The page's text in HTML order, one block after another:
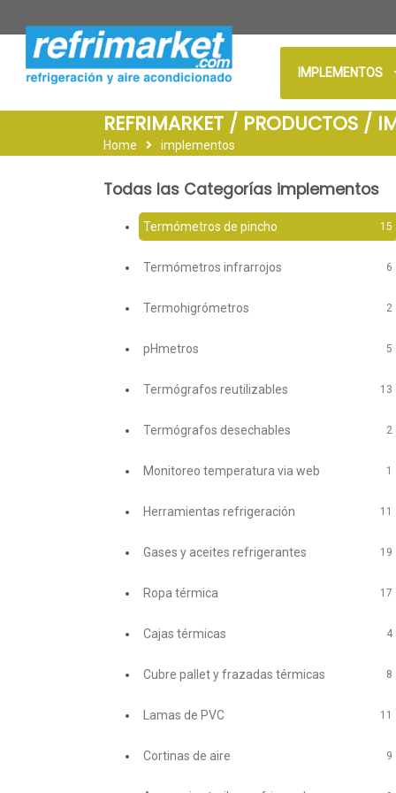
IMPLEMENTOS
REFRIMARKET / PRODUCTOS /
Home implementos
Todas las Categorías implementos
Termómetros de pincho 15
Termómetros infrarrojos 6
Termohigrómetros 2
pHmetros 5
Termógrafos reutilizables 13
Termógrafos desechables 2
Monitoreo temperatura via web 1
Herramientas refrigeración 11
Gases y aceites refrigerantes 19
Ropa térmica 17
Cajas térmicas 4
Cubre pallet y frazadas térmicas 8
Lamas de PVC 11
Cortinas de aire 9